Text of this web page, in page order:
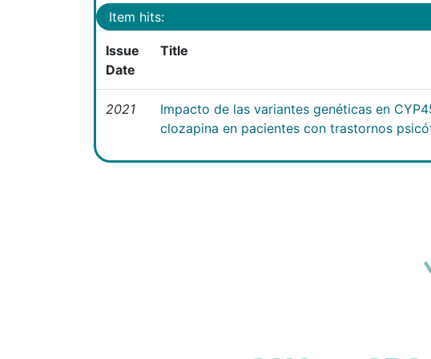
Item hits:
Issue
Date
Title
2021
Impacto de las variantes genéticas en
clozapina en pacientes con trastornos